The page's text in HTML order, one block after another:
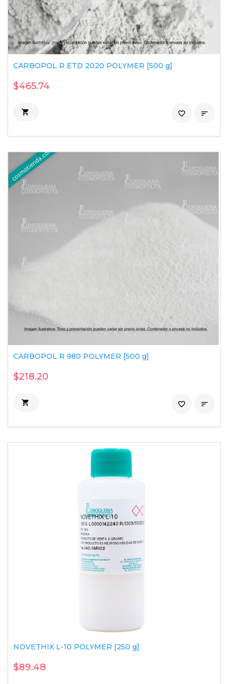
CARBOPOL R ETD 2020 POLYMER [500 g]
$465.74
 
favorite_border
CARBOPOL R 980 POLYMER [500 g]
$218.20
 
favorite_border
NOVETHIX L-10 POLYMER [250 g]
$89.48